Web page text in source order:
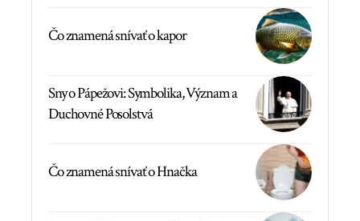
Čo znamená snívať o kapor
Sny o Pápežovi: Symbolika, Význam a
Duchovné Posolstvá
Čo znamená snívať o Hnačka